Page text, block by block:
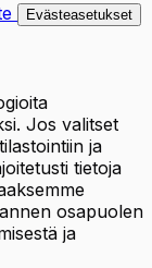
Evästeasetukset
Jos valitset
ja
tietoja
osapuolen
ja